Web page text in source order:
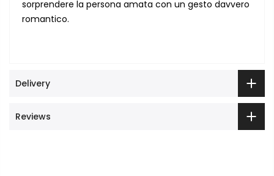
sorprendere la persona amata con un gesto davvero
romantico.
Delivery
Reviews